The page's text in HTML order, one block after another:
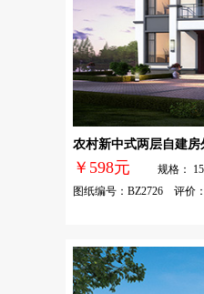
农村新中式两层自建
￥598元
规格：
图纸编号：BZ2726 评价